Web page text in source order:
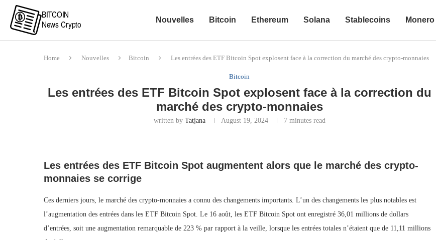
Nouvelles Bitcoin Ethereum Solana Stablecoins Monero
Home Nouvelles Bitcoin Les entrées des ETF Bitcoin Spot explosent face à la correction du marché des crypto-monnaies
Bitcoin
Les entrées des ETF Bitcoin Spot explosent face à la correction du
marché des crypto-monnaies
written by Tatjana August 19, 2024 7 minutes read
Les entrées des ETF Bitcoin Spot augmentent alors que le marché des crypto-
monnaies se corrige
Ces derniers jours, le marché des crypto-monnaies a connu des changements importants. L’un des changements les plus notables est
l’augmentation des entrées dans les ETF Bitcoin Spot. Le 16 août, les ETF Bitcoin Spot ont enregistré 36,01 millions de dollars
d’entrées, soit une augmentation remarquable de 223 % par rapport à la veille, lorsque les entrées totales n’étaient que de 11,11 millions